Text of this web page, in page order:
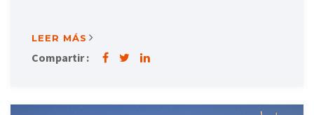
LEER MÁS
Compartir :